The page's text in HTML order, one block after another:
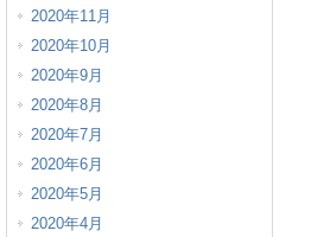
2020年11月
2020年10月
2020年9月
2020年8月
2020年7月
2020年6月
2020年5月
2020年4月